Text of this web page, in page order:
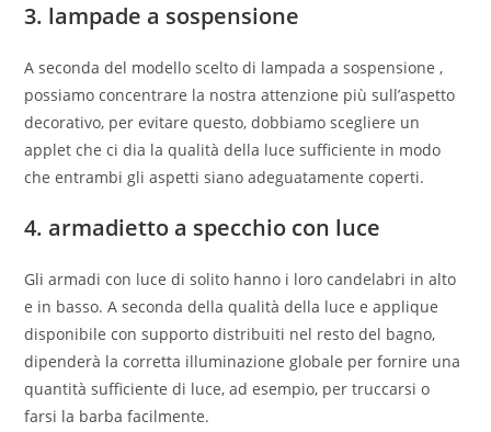
3. lampade a sospensione
A seconda del modello scelto di lampada a sospensione ,
possiamo concentrare la nostra attenzione più sull’aspetto
decorativo, per evitare questo, dobbiamo scegliere un
applet che ci dia la qualità della luce sufficiente in modo
che entrambi gli aspetti siano adeguatamente coperti.
4. armadietto a specchio con luce
Gli armadi con luce di solito hanno i loro candelabri in alto
e in basso. A seconda della qualità della luce e applique
disponibile con supporto distribuiti nel resto del bagno,
dipenderà la corretta illuminazione globale per fornire una
quantità sufficiente di luce, ad esempio, per truccarsi o
farsi la barba facilmente.